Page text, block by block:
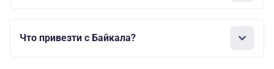
Что привезти с Байкала?